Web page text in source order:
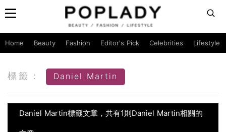
Home Beauty Fashion Editor's Pick Celebrities Lifestyle
標籤： Daniel Martin
Daniel Martin標籤文章，共有1則Daniel Martin相關的